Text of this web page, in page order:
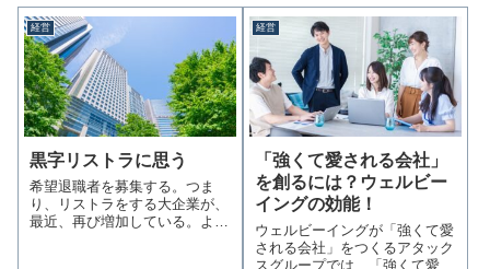
経営
黒字リストラに思う
希望退職者を募集する。つま
り、リストラをする大企業が、
最近、再び増加している。より
経営
「強くて愛される会社」
を創るには？ウェルビー
イングの効能！
ウェルビーイングが「強くて愛
される会社」をつくるアタック
スグループでは、「強くて愛さ